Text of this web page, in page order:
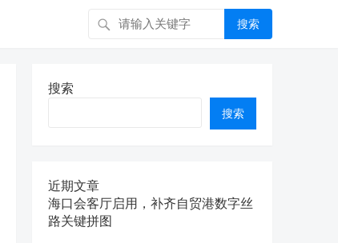
搜索
搜索
搜索
近期文章
海口会客厅启用，补齐自贸港数字丝
路关键拼图